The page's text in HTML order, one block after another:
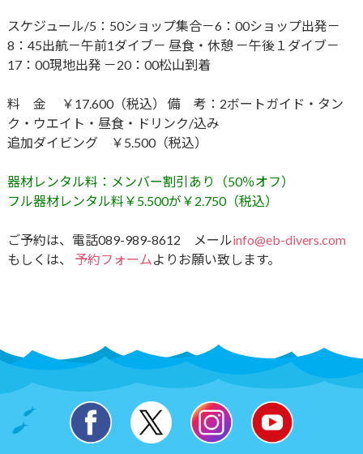
スケジュール/5：50ショップ集合－6：00ショップ出発－
8：​45出航－午前1ダイブ－ 昼食・休憩 －午後１ダイブ－​
17：00現地出発 －20：00松山到着
料 金 ￥17.600（税込） 備 考：2ボートガイド・タン
ク・ウエイト・昼食・ドリンク​/込み
追加ダイビング ￥5.500（税込）
器材レンタル料：メンバー割引あり（50％オフ）
フル器材レンタル料￥5.500が￥2.750（税込）
ご予約は、電話089-989-8612 メールinfo@eb-divers.com
もしくは、 予約フォームよりお願い致します。